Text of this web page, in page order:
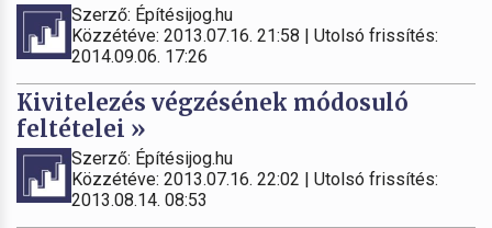
Szerző: Építésijog.hu
Közzétéve: 2013.07.16. 21:58 | Utolsó frissítés:
2014.09.06. 17:26
Kivitelezés végzésének módosuló
feltételei »
Szerző: Építésijog.hu
Közzétéve: 2013.07.16. 22:02 | Utolsó frissítés:
2013.08.14. 08:53